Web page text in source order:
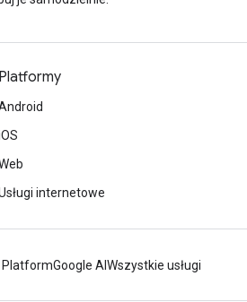
Platformy
internetowe
PlatformGoogle AI Wszystkie usługi